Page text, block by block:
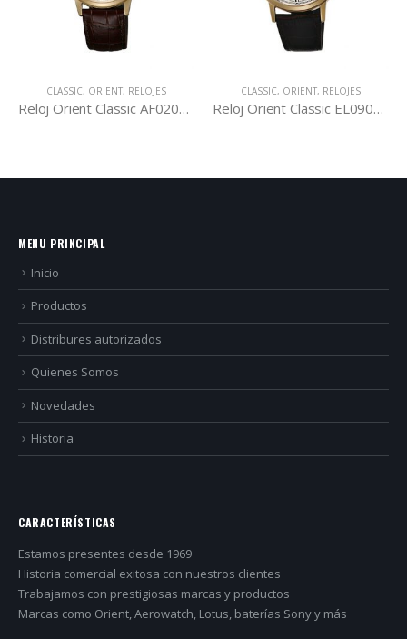
CLASSIC, ORIENT, RELOJES
Reloj Orient Classic AF02001S
CLASSIC, ORIENT, RELOJES
Reloj Orient Classic EL09002W
MENU PRINCIPAL
Inicio
Productos
Distribures autorizados
Quienes Somos
Novedades
Historia
CARACTERÍSTICAS
Estamos presentes desde 1969
Historia comercial exitosa con nuestros clientes
Trabajamos con prestigiosas marcas y productos
Marcas como Orient, Aerowatch, Lotus, baterías Sony y más